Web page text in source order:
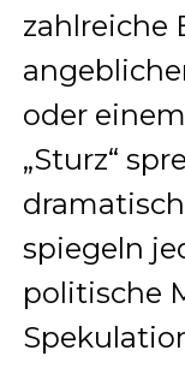
zahlreiche
oder
„Sturz“
spiegeln
politische